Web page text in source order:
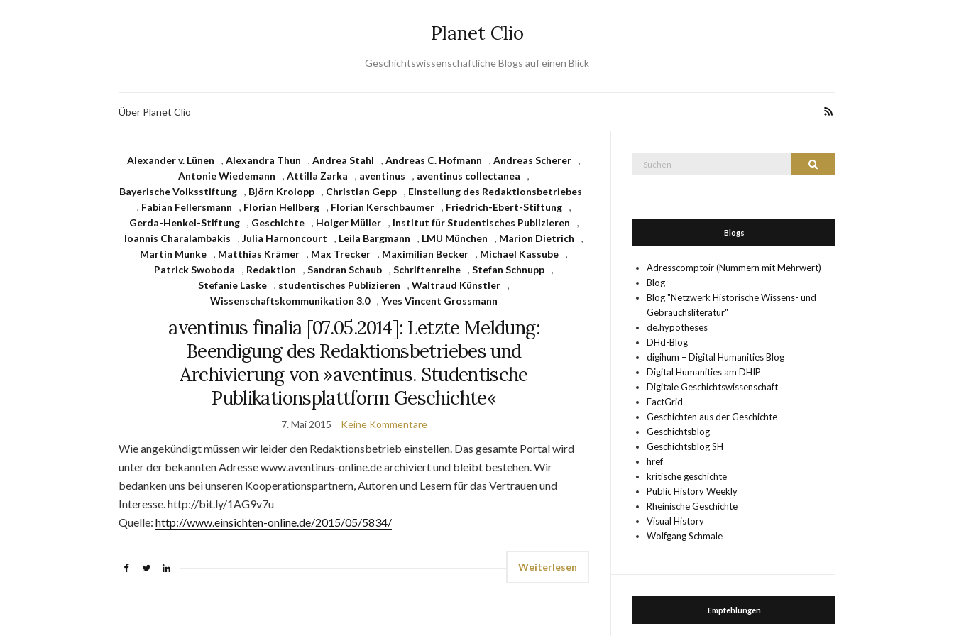
Planet Clio
Geschichtswissenschaftliche Blogs auf einen Blick
Über Planet Clio
Alexander v. Lünen ,Alexandra Thun ,Andrea Stahl ,Andreas C. Hofmann ,Andreas Scherer ,
Antonie Wiedemann
,Attilla Zarka , aventinus , aventinus collectanea
,
Bayerische Volksstiftung
, Björn Krolopp , Christian Gepp , Einstellung des Redaktionsbetriebes
, Fabian Fellersmann , Florian Hellberg , Florian Kerschbaumer , Friedrich-Ebert-Stiftung
,
Gerda-Henkel-Stiftung
, Geschichte , Holger Müller , Institut für Studentisches Publizieren
,
Ioannis Charalambakis
,Julia Harnoncourt , Leila Bargmann , LMU München , Marion Dietrich
,
Martin Munke , Matthias Krämer , Max Trecker , Maximilian Becker , Michael Kassube ,
Patrick Swoboda
, Redaktion ,Sandran Schaub ,Schriftenreihe ,Stefan Schnupp ,
Stefanie Laske , studentisches Publizieren ,Waltraud Künstler ,
Wissenschaftskommunikation 3.0 ,Yves Vincent Grossmann
aventinus finalia [07.05.2014]: Letzte Meldung:
Beendigung des Redaktionsbetriebes und
Archivierung von »aventinus. Studentische
Publikationsplattform Geschichte«
7. Mai 2015 Keine Kommentare
Wie angekündigt müssen wir leider den Redaktionsbetrieb einstellen. Das gesamte Portal wird
unter der bekannten Adresse www.aventinus-online.de archiviert und bleibt bestehen. Wir
bedanken uns bei unseren Kooperations­partnern, Autoren und Lesern für das Vertrauen und
Interesse. http://bit.ly/1AG9v7u
Quelle: http://www.einsichten-online.de/2015/05/5834/
Weiterlesen
Suchen
Blogs
Adresscomptoir (Nummern mit Mehrwert)
Blog
Blog "Netzwerk Historische Wissens- und
Gebrauchsliteratur"
de.hypotheses
DHd-Blog
digihum – Digital Humanities Blog
Digital Humanities am DHIP
Digitale Geschichtswissenschaft
FactGrid
Geschichten aus der Geschichte
Geschichtsblog
Geschichtsblog SH
href
kritische geschichte
Public History Weekly
Rheinische Geschichte
Visual History
Wolfgang Schmale
Empfehlungen